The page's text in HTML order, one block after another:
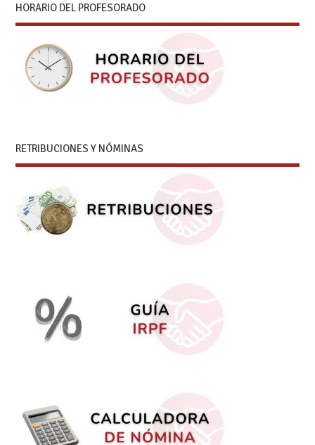
HORARIO DEL PROFESORADO
RETRIBUCIONES Y NÓMINAS